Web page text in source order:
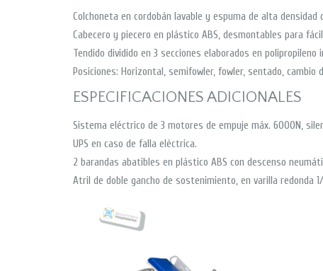
Colchoneta en cordobán lavable y espuma de alta densidad
Cabecero y piecero en plástico ABS, desmontables para
Tendido dividido en 3 secciones elaborados en
Posiciones: Horizontal, semifowler, fowler, sentado,
ESPECIFICACIONES ADICIONALES
Sistema eléctrico de 3 motores de empuje máx. 6000N,
UPS en caso de falla eléctrica.
2 barandas abatibles en plástico ABS con descenso
Atril de doble gancho de sostenimiento, en varilla redonda